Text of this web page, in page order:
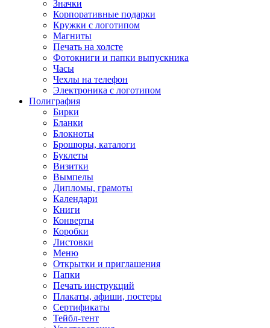
Значки
Корпоративные подарки
Кружки с логотипом
Магниты
Печать на холсте
Фотокниги и папки выпускника
Часы
Чехлы на телефон
Электроника с логотипом
Полиграфия
Бирки
Бланки
Блокноты
Брошюры, каталоги
Буклеты
Визитки
Вымпелы
Дипломы, грамоты
Календари
Книги
Конверты
Коробки
Листовки
Меню
Открытки и приглашения
Папки
Печать инструкций
Плакаты, афиши, постеры
Сертификаты
Тейбл-тент